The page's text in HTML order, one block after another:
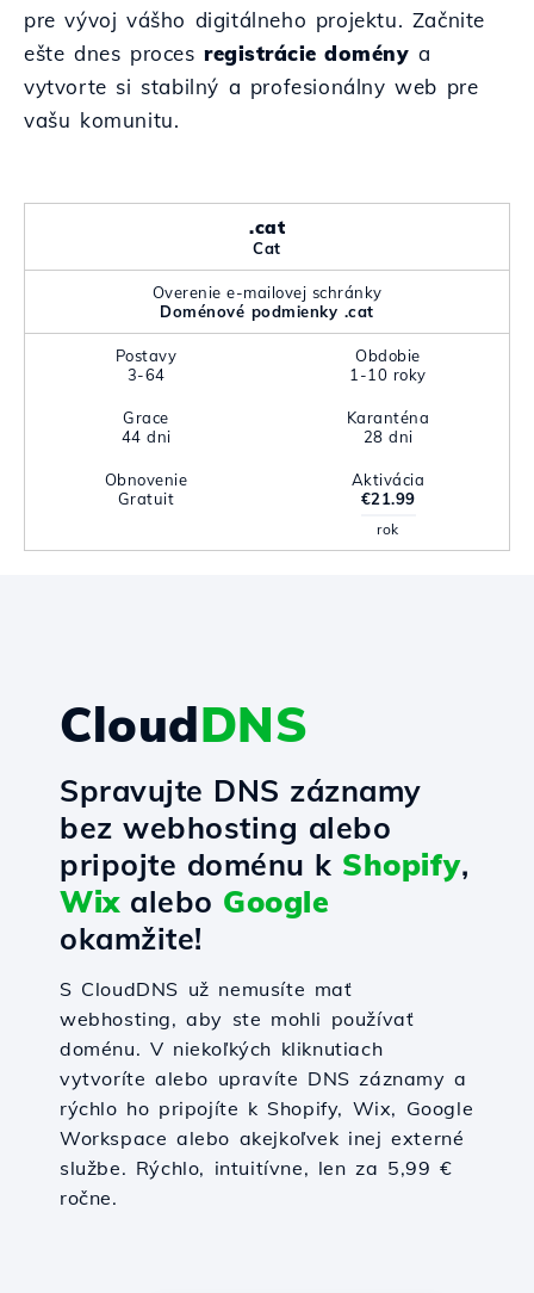
pre vývoj vášho digitálneho projektu. Začnite
ešte dnes procesregistrácie domény a
vytvorte si stabilný a profesionálny web pre
vašu komunitu.
.cat
Cat
Overenie e-mailovej schránky
Doménové podmienky .cat
Postavy
3-64
Obdobie
1-10 roky
Grace
44 dni
Karanténa
28 dni
Obnovenie
Gratuit
Aktivácia
€21.99
rok
CloudDNS
Spravujte DNS záznamy
bez webhosting alebo
pripojte doménu k Shopify,
Wixalebo Google
okamžite!
S CloudDNS už nemusíte mať
webhosting, aby ste mohli používať
doménu. V niekoľkých kliknutiach
vytvoríte alebo upravíte DNS záznamy a
rýchlo ho pripojíte k Shopify, Wix, Google
Workspace alebo akejkoľvek inej externé
službe. Rýchlo, intuitívne, len za 5,99 €
ročne.